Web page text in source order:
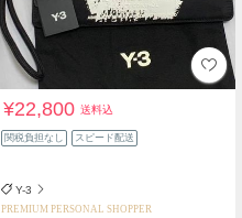
¥22,800送料込
関税負担なし スピード配送
Y-3
PREMIUM PERSONAL SHOPPER